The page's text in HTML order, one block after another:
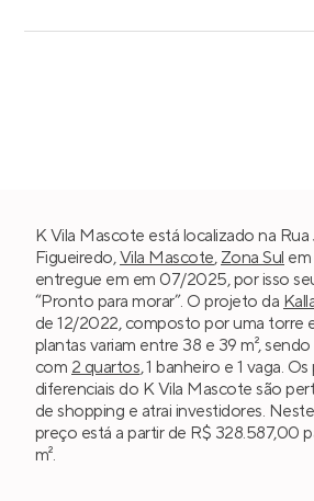
K Vila Mascote está localizado na
Figueiredo,Vila Mascote, Zona Sul em
entregue em em 07/2025, por isso
“Pronto para morar”. O projeto da
de 12/2022, composto por uma torre
plantas variam entre 38 e 39 m²,
com 2 quartos, 1 banheiro e 1 vaga.
diferenciais do K Vila Mascote são
de shopping e atrai investidores.
preço está a partir de R$ 328.587,00
m².